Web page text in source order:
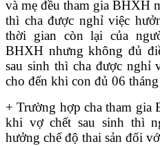
và mẹ đều tham gia BHXH
thì cha được nghỉ việc
thời gian còn lại của
BHXH nhưng không đủ
sau sinh thì cha được nghỉ
cho đến khi con đủ 06
+ Trường hợp cha tham
khi vợ chết sau sinh thì
hưởng chế độ thai sản đối